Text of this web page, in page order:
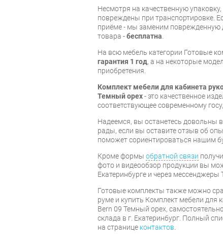
Несмотря на качественную
повреждены при транспортировке.
приёме - мы заменим поврежденную
товара -бесплатна
На всю мебель категории Готовые
гарантия 1 год, а на некоторые
приобретения.
Комплект мебели для кабинета
Темный орех- это качественное
соответствующее современному
Надеемся, вы останетесь довольны
рады, если вы оставите отзыв об
поможет сориентироваться нашим
Кроме формы обратной связи
фото и видеообзор продукции вы
Екатеринбурге и через мессенджеры
Готовые комплекты также можно
руме и купить Комплект мебели для
Bern 09 Темный орех,
склада в г. Екатеринбург. Полный
на странице контактов